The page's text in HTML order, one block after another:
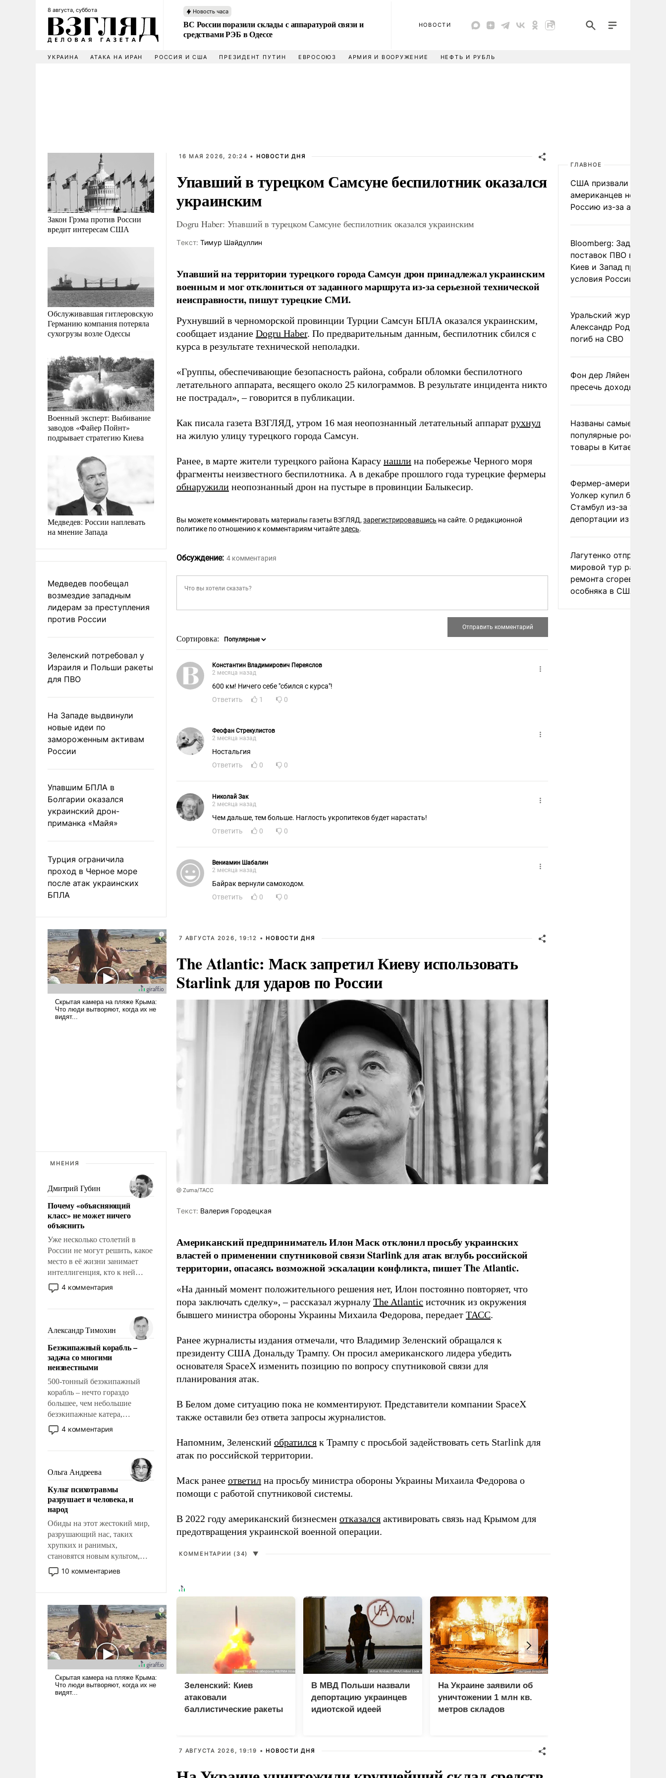
8 августа, суббота Новость часа
ВС России поразили склады с аппаратурой связи и
средствами РЭБ в Одессе
НОВОСТИ
УКРАИНА АТАКА НА ИРАН РОССИЯ И США ПРЕЗИДЕНТ ПУТИН ЕВРОСОЮЗ АРМИЯ И ВООРУЖЕНИЕ НЕФТЬ И РУБЛЬ
Закон Грэма против России
вредит интересам США
Обслуживавшая гитлеровскую
Германию компания потеряла
сухогрузы возле Одессы
Военный эксперт: Выбивание
заводов «Файер Пойнт»
подрывает стратегию Киева
Медведев: России наплевать
на мнение Запада
Медведев пообещал
возмездие западным
лидерам за преступления
против России
Зеленский потребовал у
Израиля и Польши ракеты
для ПВО
На Западе выдвинули
новые идеи по
замороженным активам
России
Упавшим БПЛА в
Болгарии оказался
украинский дрон-
приманка «Майя»
Турция ограничила
проход в Черное море
после атак украинских
БПЛА
МНЕНИЯ
Дмитрий Губин
Почему «объясняющий
класс» не может ничего
объяснить
Уже несколько столетий в
России не могут решить, какое
место в её жизни занимает
интеллигенция, кто к ней
принадлежит, а кого из неё
исключили с правом
чем она отличается от просто
образованных людей. Иногда
казалось, что эти вопросы
решены раз и навсегда, но –
нет, не решены.
4 комментария
Александр Тимохин
Безэкипажный корабль –
задача со многими
неизвестными
500-тонный безэкипажный
корабль – нечто гораздо
большее, чем небольшие
безэкипажные катера,
применение которых уже
стало обыденностью. Задача по
сложна и амбициозна. Однако
и ее реализация радикально
поднимет наши боевые
возможности.
4 комментария
Ольга Андреева
Культ психотравмы
разрушает и человека, и
народ
Обиды на этот жестокий мир,
разрушающий нас, таких
хрупких и ранимых,
становятся новым культом,
постепенно вытесняя и
отменяя традиционное
ударами судьбы, брать на себя
ответственность, помогать
слабым, идти вперед и
адаптироваться.
10 комментариев
16 МАЯ 2026, 20:24 • НОВОСТИ ДНЯ
Упавший в турецком Самсуне беспилотник оказался
украинским
Dogru Haber: Упавший в турецком Самсуне беспилотник оказался украинским
Tекст: Тимур Шайдуллин
Упавший на территории турецкого города Самсун дрон принадлежал украинским
военным и мог отклониться от заданного маршрута из-за серьезной технической
неисправности, пишут турецкие СМИ.
Рухнувший в черноморской провинции Турции Самсун БПЛА оказался украинским,
сообщает издание Dogru Haber. По предварительным данным, беспилотник сбился с
курса в результате технической неполадки.
«Группы, обеспечивающие безопасность района, собрали обломки беспилотного
летательного аппарата, весящего около 25 килограммов. В результате инцидента никто
не пострадал», – говорится в публикации.
Как писала газета ВЗГЛЯД, утром 16 мая неопознанный летательный аппарат рухнул
на жилую улицу турецкого города Самсун.
Ранее, в марте жители турецкого района Карасу нашли на побережье Черного моря
фрагменты неизвестного беспилотника. А в декабре прошлого года турецкие фермеры
обнаружили неопознанный дрон на пустыре в провинции Балыкесир.
Вы можете комментировать материалы газеты ВЗГЛЯД, зарегистрировавшись на сайте. О редакционной
политике по отношению к комментариям читайтездесь.
Обсуждение: 4 комментария
Сортировка:
Константин Владимирович Переяслов
2 месяца назад
600 км! Ничего себе "сбился с курса"!
Ответить
1 0
Феофан Стрекулистов
2 месяца назад
Ностальгия
Ответить
0 0
Николай Зак
2 месяца назад
Чем дальше, тем больше. Наглость укропитеков будет нарастать!
Ответить
0 0
Вениамин Шабалин
2 месяца назад
Байрак вернули самоходом.
Ответить
0 0
7 АВГУСТА 2026, 19:12 • НОВОСТИ ДНЯ
The Atlantic: Маск запретил Киеву использовать
Starlink для ударов по России
@ Zuma/ТАСС
Tекст: Валерия Городецкая
Американский предприниматель Илон Маск отклонил просьбу украинских
властей о применении спутниковой связи Starlink для атак вглубь российской
территории, опасаясь возможной эскалации конфликта, пишет The Atlantic.
«На данный момент положительного решения нет, Илон постоянно повторяет, что
пора заключать сделку», – рассказал журналу The Atlantic источник из окружения
бывшего министра обороны Украины Михаила Федорова, передает ТАСС.
Ранее журналисты издания отмечали, что Владимир Зеленский обращался к
президенту США Дональду Трампу. Он просил американского лидера убедить
основателя SpaceX изменить позицию по вопросу спутниковой связи для
планирования атак.
В Белом доме ситуацию пока не комментируют. Представители компании SpaceX
также оставили без ответа запросы журналистов.
Напомним, Зеленский обратился к Трампу с просьбой задействовать сеть Starlink для
атак по российской территории.
Маск ранее ответил на просьбу министра обороны Украины Михаила Федорова о
помощи с работой спутниковой системы.
В 2022 году американский бизнесмен отказался активировать связь над Крымом для
предотвращения украинской военной операции.
КОММЕНТАРИИ (34) ▼
Зеленский: Киев
атаковали
баллистические ракеты
В МВД Польши назвали
депортацию украинцев
идиотской идеей
На Украине заявили об
уничтожении 1 млн кв.
метров складов
7 АВГУСТА 2026, 19:19 • НОВОСТИ ДНЯ
ГЛАВНОЕ
США призвали
американцев не
Россию из-за атак ВСУ
Bloomberg: Задержка
поставок ПВО вынудит
Киев и Запад принять
условия России
Уральский журналист
Александр Родионов
погиб на СВО
Фон дер Ляйен
пресечь доходы России
Названы самые
популярные российские
товары в Китае
Фермер-американец
Уолкер купил билет в
Стамбул из-за угрозы
депортации из России
Лагутенко отправился в
мировой тур ради
ремонта сгоревшего
особняка в США